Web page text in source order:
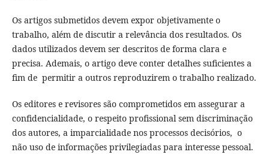
Os artigos submetidos devem expor objetivamente o
trabalho, além de discutir a relevância dos resultados. Os
dados utilizados devem ser descritos de forma clara e
precisa. Ademais, o artigo deve conter detalhes suficientes a
fim de permitir a outros reproduzirem o trabalho realizado.
Os editores e revisores são comprometidos em assegurar a
confidencialidade, o respeito profissional sem discriminação
dos autores, a imparcialidade nos processos decisórios, o
não uso de informações privilegiadas para interesse pessoal.